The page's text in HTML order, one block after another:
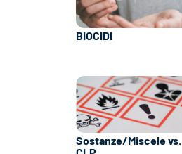
BIOCIDI
Sostanze/Miscele vs.